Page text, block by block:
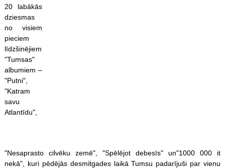
20 labākās
dziesmas
no visiem
pieciem
līdzšinējiem
"Tumsas"
albumiem –
"Putni",
"Katram
savu
Atlantīdu",
"Nesaprasto cilvēku zemē", "Spēlējot debesīs" un"1000 000 it
nekā", kuri pēdējās desmitgades laikā Tumsu padarījuši par vienu